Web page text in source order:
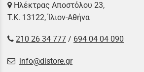
Ηλέκτρας Αποστόλου 23,
Τ.Κ. 13122, Ίλιον-Αθήνα
210 26 34 777 / 694 04 04 090
info@distore.gr